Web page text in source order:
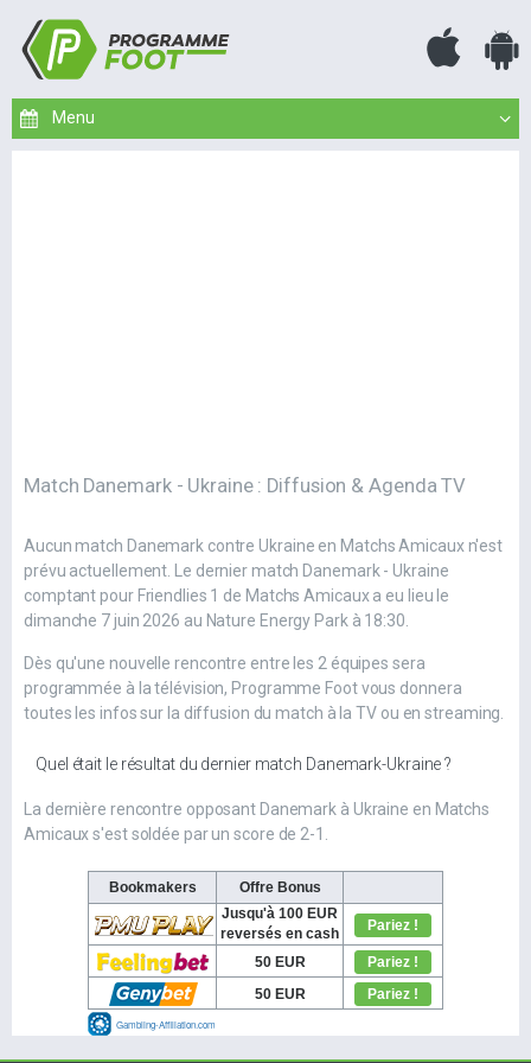
Match Danemark - Ukraine : Diffusion & Agenda TV
Aucun match Danemark contre Ukraine en Matchs Amicaux n'est
prévu actuellement. Le dernier match Danemark - Ukraine
comptant pour Friendlies 1 de Matchs Amicaux a eu lieu le
dimanche 7 juin 2026 au Nature Energy Park à 18:30.
Dès qu'une nouvelle rencontre entre les 2 équipes sera
programmée à la télévision, Programme Foot vous donnera
toutes les infos sur la diffusion du match à la TV ou en streaming.
Quel était le résultat du dernier match Danemark-Ukraine ?
La dernière rencontre opposant Danemark à Ukraine en Matchs
Amicaux s'est soldée par un score de 2-1.